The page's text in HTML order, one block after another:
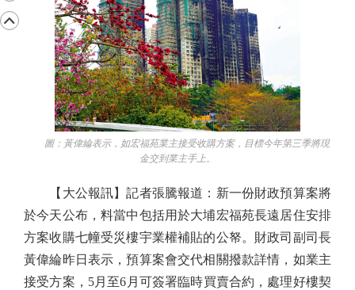
圖：黃偉綸表示，如宏福苑業主接受收購方案，目標今年第三季將現
金交到業主手上。
【大公報訊】記者張騰報道：新一份財政預算案將
於今天公布，料當中包括用於大埔宏福苑長遠居住安排
方案收購七幢受災樓宇業權補貼的公帑。財政司副司長
黃偉綸昨日表示，預算案會交代相關撥款詳情，如業主
接受方案，5月至6月可簽署臨時買賣合約，處理好樓契